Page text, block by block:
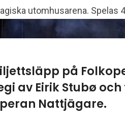
utomhusarena. Spelas
på
av Eirik Stubø
Nattjägare.